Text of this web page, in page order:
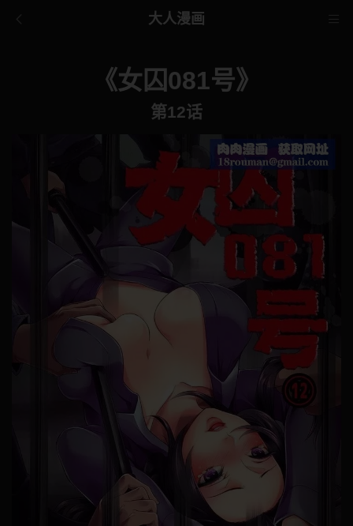
大人漫画
《女囚081号》
第12话